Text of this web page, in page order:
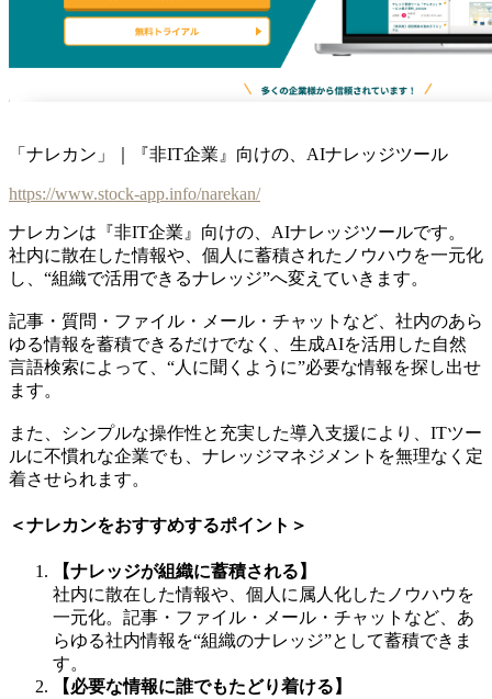
「ナレカン」｜『非IT企業』向けの、AIナレッジツール
https://www.stock-app.info/narekan/
ナレカンは『非IT企業』向けの、AIナレッジツールです。
社内に散在した情報や、個人に蓄積されたノウハウを一元化
し、“組織で活用できるナレッジ”へ変えていきます。
記事・質問・ファイル・メール・チャットなど、社内のあら
ゆる情報を蓄積できるだけでなく、生成AIを活用した自然
言語検索によって、“人に聞くように”必要な情報を探し出せ
ます。
また、シンプルな操作性と充実した導入支援により、ITツー
ルに不慣れな企業でも、ナレッジマネジメントを無理なく定
着させられます。
＜ナレカンをおすすめするポイント＞
【ナレッジが組織に蓄積される】
社内に散在した情報や、個人に属人化したノウハウを
一元化。記事・ファイル・メール・チャットなど、あ
らゆる社内情報を“組織のナレッジ”として蓄積できま
す。
【必要な情報に誰でもたどり着ける】